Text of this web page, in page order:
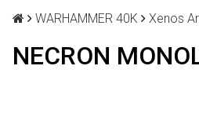
WARHAMMER 40K Xenos
NECRON